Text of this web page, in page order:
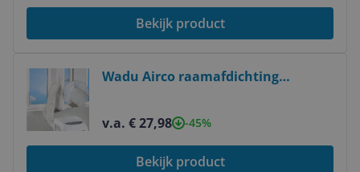
Bekijk product
Wadu Airco raamafdichting
Tegen insecten - Transparant -
v.a. € 27,98 -45%
Bekijk product